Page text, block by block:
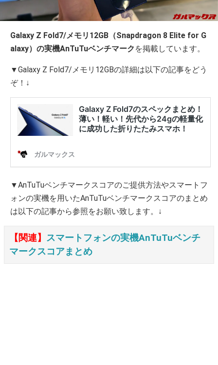
Galaxy Z Fold7/メモリ12GB（Snapdragon 8 Elite for G
alaxy）の実機AnTuTuベンチマーク を掲載しています。
▼Galaxy Z Fold7/メモリ12GBの詳細は以下の記事をどう
ぞ！↓
▼AnTuTuベンチマークスコアのご提供方法やスマートフ
ォンの実機を用いたAnTuTuベンチマークスコアのまとめ
は以下の記事から参照をお願い致します。↓
【関連】 スマートフォンの実機AnTuTuベンチ
マークスコアまとめ